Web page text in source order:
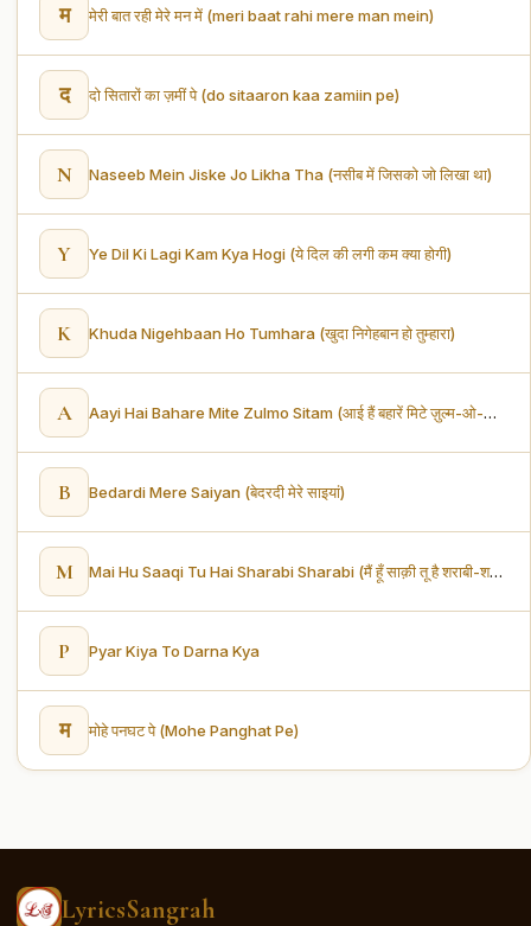
म मेरी बात रही मेरे मन में (meri baat rahi mere man mein)
द दो सितारों का ज़मीं पे (do sitaaron kaa zamiin pe)
N Naseeb Mein Jiske Jo Likha Tha (नसीब में जिसको जो लिखा था)
Y Ye Dil Ki Lagi Kam Kya Hogi (ये दिल की लगी कम क्या होगी)
K Khuda Nigehbaan Ho Tumhara (खुदा निगेहबान हो तुम्हारा)
A Aayi Hai Bahare Mite Zulmo Sitam (आई हैं बहारें मिटे ज़ुल्म-ओ-सितम)
B Bedardi Mere Saiyan (बेदरदी मेरे साइयां)
M Mai Hu Saaqi Tu Hai Sharabi Sharabi (मैं हूँ साक़ी तू है शराबी-शराबी)
P Pyar Kiya To Darna Kya
म मोहे पनघट पे (Mohe Panghat Pe)
LyricsSangrah